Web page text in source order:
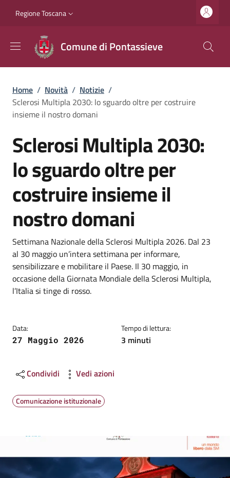
Slim top
Regione Toscana
Comune di Pontassieve
Briciole di pane
Home / Novità / Notizie /
Sclerosi Multipla 2030: lo sguardo oltre per costruire
insieme il nostro domani
Sclerosi Multipla 2030:
lo sguardo oltre per
costruire insieme il
nostro domani
Dettagli
Descrizione breve
Settimana Nazionale della Sclerosi Multipla 2026. Dal 23
al 30 maggio un’intera settimana per informare,
sensibilizzare e mobilitare il Paese. Il 30 maggio, in
occasione della Giornata Mondiale della Sclerosi Multipla,
l’Italia si tinge di rosso.
Data:
27 Maggio 2026
Tempo di lettura:
3 minuti
Condividi Vedi azioni
Comunicazione istituzionale